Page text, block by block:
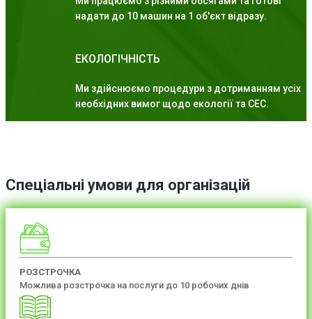
надати до 10 машин на 1 об'єкт відразу.
ЕКОЛОГІЧНІСТЬ
Ми здійснюємо процедури з дотриманням усіх
необхідних вимог щодо екології та СЕС.
Спеціальні умови для організацій
РОЗСТРОЧКА
Можлива розстрочка на послуги до 10 робочих днів